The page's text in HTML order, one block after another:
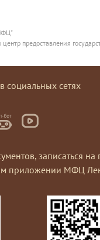
предоставления
социальных сетях
записаться
приложении МФЦ